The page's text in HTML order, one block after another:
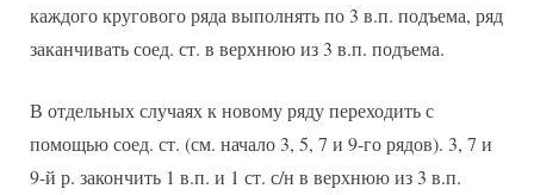
каждого кругового ряда выполнять по 3 в.п. подъема, ряд
заканчивать соед. ст. в верхнюю из 3 в.п. подъема.
В отдельных случаях к новому ряду переходить с
помощью соед. ст. (см. начало 3, 5, 7 и 9-го рядов). 3, 7 и
9-й р. закончить 1 в.п. и 1 ст. с/н в верхнюю из 3 в.п.